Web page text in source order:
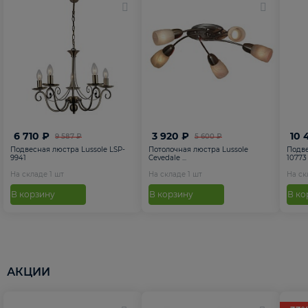
9 587 ₽
6 710 ₽
Подвесная люстра Lussole LSP-
9941
На складе 1 шт
В корзину
5 600 ₽
3 920 ₽
Потолочная люстра Lussole
Cevedale ...
На складе 1 шт
В корзину
10
10773
На
В
АКЦИИ